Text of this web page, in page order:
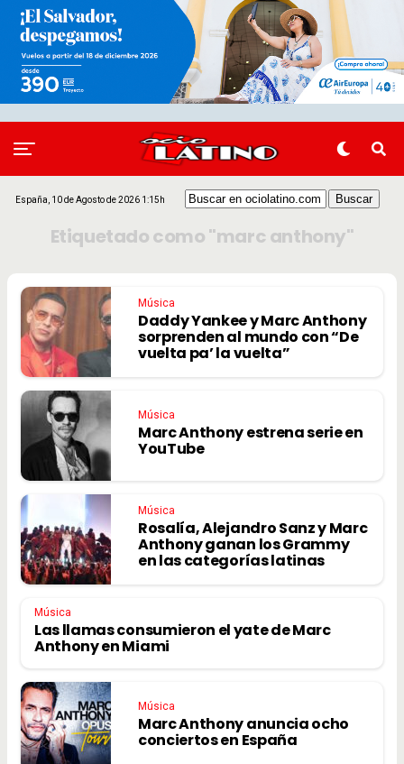
España, 10 de Agosto de 2026 1:15h
Etiquetado como "marc anthony"
Música
Daddy Yankee y Marc Anthony
sorprenden al mundo con “De
vuelta pa’ la vuelta”
Música
Marc Anthony estrena serie en
YouTube
Música
Rosalía, Alejandro Sanz y Marc
Anthony ganan los Grammy
en las categorías latinas
Música
Las llamas consumieron el yate de Marc
Anthony en Miami
Música
Marc Anthony anuncia ocho
conciertos en España